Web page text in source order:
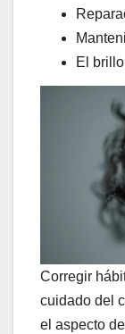
El
Corregir
cuidado del
el aspecto